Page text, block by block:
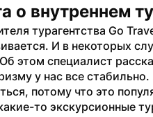
о внутреннем
турагентства Go
И в некоторых
этом специалист
у нас все
потому что это
то экскурсионные